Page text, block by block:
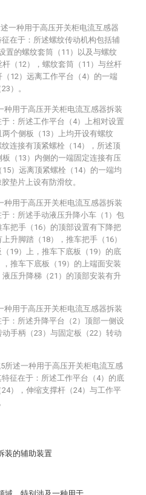
装的辅助装置
一种用于高压开关柜电流互感器
在于：所述螺纹传动机构包括辅
置的螺纹套筒（11）以及与螺纹
（12），螺纹套筒（11）与丝杆
（12）远离工作平台（4）的一端
）。
种用于高压开关柜电流互感器拆装
：所述工作平台（4）上相对设置
个侧板（13）上均开设有螺纹
连接有顶紧螺栓（14），所述顶
（13）内侧的一端固定连接有压
）远离顶紧螺栓（14）的一端均
垫片上设有防滑纹。
种用于高压开关柜电流互感器拆装
：所述手动液压升降小车（1）包
把手（16）的顶部设置有下降把
升脚踏（18），推车把手（16）
19）上，推车下底板（19）的底
推车下底板（19）的上端面安装
压升降梯（21）的顶部安装有升
种用于高压开关柜电流互感器拆装
：所述升降平台（2）顶部一侧设
手柄（23）与固定板（22）转动
所述一种用于高压开关柜电流互感
征在于：所述工作平台（4）的底
），伸缩支撑杆（24）与工作平